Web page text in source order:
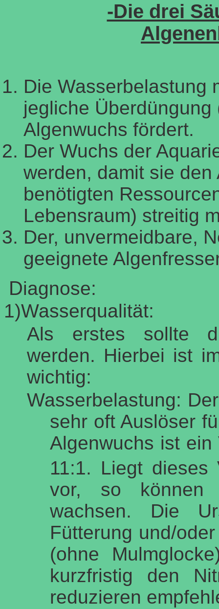
-Die drei
Die Wasserbelastung
jegliche
Algenwuchs fördert.
Der Wuchs der
werden, damit sie
benötigten
Lebensraum) streitig
Der, unvermeidbare,
geeignete
Diagnose:
1)Wasserqualität:
Als erstes sollte
werden. Hierbei ist
wichtig:
Wasserbelastung:
sehr oft Auslöser
Algenwuchs ist
11:1. Liegt dieses
vor, so können
wachsen. Die
Fütterung und/
(ohne
kurzfristig den
reduzieren